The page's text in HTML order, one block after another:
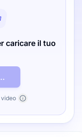
caricare il tuo